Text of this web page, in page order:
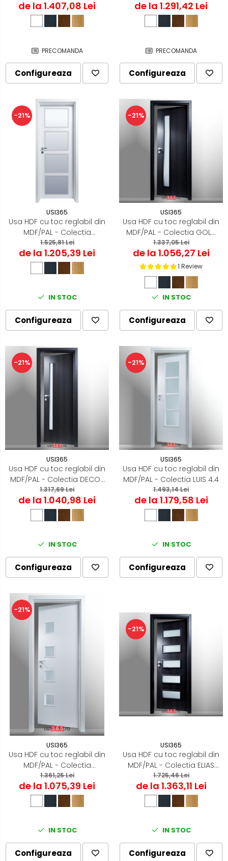
de la 1.407,08 Lei
PRECOMANDA
Configureaza
de la 1.291,42 Lei
PRECOMANDA
Configureaza
-21%
USI365
Usa HDF cu toc reglabil din
MDF/PAL - Colectia
QUADRAT 4.1 - Culoare Alb
1.525,81 Lei
de la 1.205,39 Lei
IN STOC
Configureaza
-21%
USI365
Usa HDF cu toc reglabil din
MDF/PAL - Colectia GOLD
1.4 - Culoare Gri Antracit
1.337,05 Lei
de la 1.056,27 Lei
1 Review
IN STOC
Configureaza
-21%
USI365
Usa HDF cu toc reglabil din
MDF/PAL - Colectia DECOR
4.2
1.317,69 Lei
de la 1.040,98 Lei
IN STOC
Configureaza
-21%
USI365
Usa HDF cu toc reglabil din
MDF/PAL - Colectia LUIS 4.4
1.493,14 Lei
de la 1.179,58 Lei
IN STOC
Configureaza
-21%
USI365
Usa HDF cu toc reglabil din
MDF/PAL - Colectia
QUADRAT 4.4
1.361,25 Lei
de la 1.075,39 Lei
IN STOC
Configureaza
-21%
USI365
Usa HDF cu toc reglabil din
MDF/PAL - Colectia ELIAS
4.5
1.725,46 Lei
de la 1.363,11 Lei
IN STOC
Configureaza